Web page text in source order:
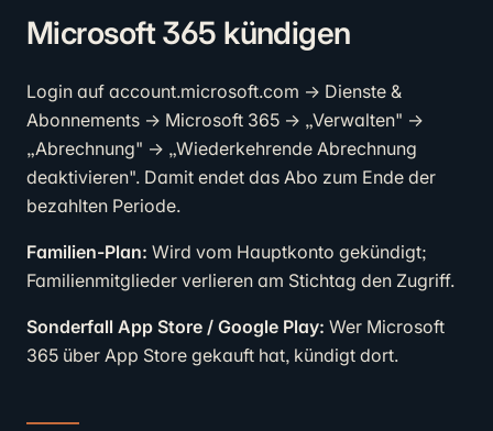
Microsoft 365 kündigen
Login auf account.microsoft.com → Dienste &
Abonnements → Microsoft 365 → „Verwalten" →
„Abrechnung" → „Wiederkehrende Abrechnung
deaktivieren". Damit endet das Abo zum Ende der
bezahlten Periode.
Familien-Plan: Wird vom Hauptkonto gekündigt;
Familienmitglieder verlieren am Stichtag den Zugriff.
Sonderfall App Store / Google Play: Wer Microsoft
365 über App Store gekauft hat, kündigt dort.